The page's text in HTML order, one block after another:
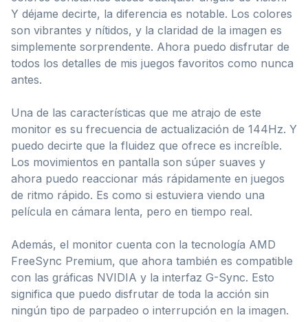
Y déjame decirte, la diferencia es notable. Los colores
son vibrantes y nítidos, y la claridad de la imagen es
simplemente sorprendente. Ahora puedo disfrutar de
todos los detalles de mis juegos favoritos como nunca
antes.
Una de las características que me atrajo de este
monitor es su frecuencia de actualización de 144Hz. Y
puedo decirte que la fluidez que ofrece es increíble.
Los movimientos en pantalla son súper suaves y
ahora puedo reaccionar más rápidamente en juegos
de ritmo rápido. Es como si estuviera viendo una
película en cámara lenta, pero en tiempo real.
Además, el monitor cuenta con la tecnología AMD
FreeSync Premium, que ahora también es compatible
con las gráficas NVIDIA y la interfaz G-Sync. Esto
significa que puedo disfrutar de toda la acción sin
ningún tipo de parpadeo o interrupción en la imagen.